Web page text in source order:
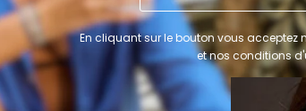
En cliquant sur le bouton vous acceptez
et nos conditions